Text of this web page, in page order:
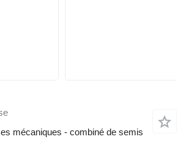
mécaniques - combiné de semis